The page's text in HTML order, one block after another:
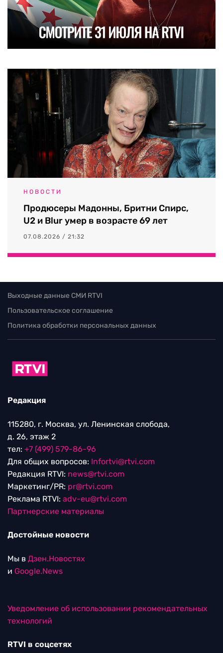
НОВОСТИ
Продюсеры Мадонны, Бритни Спирс,
U2 и Blur умер в возрасте 69 лет
07.08.2026 / 21:32
Выходные данные СМИ RTVI
Пользовательское соглашение
Политика обработки персональных данных
Редакция
115280, г. Москва, ул. Ленинская слобода,
д. 26, этаж 2
тел: +7 (499) 579-86-96
Для общих вопросов: Infortvi@rtvi.com
Редакция RTVI: news@rtvi.com
Маркетинг/PR: pr@rtvi.com
Реклама RTVI: adv-eu@rtvi.com
Партнерские материалы
Достойные новости
Мы в Дзен.Новостях
и Google.News
Уведомление об использовании рекомендательных
технологий
RTVI в соцсетях